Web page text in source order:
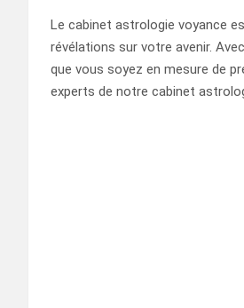
Le cabinet astrologie voyance
révélations sur votre avenir.
que vous soyez en mesure de
experts de notre cabinet